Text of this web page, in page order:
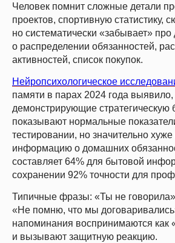
Человек помнит сложные детали
проектов, спортивную статистику,
но систематически «забывает» про
о распределении обязанностей,
активностей, список покупок.
Нейропсихологическое
памяти в парах 2024 года
демонстрирующие стратегическую
показывают нормальные
тестировании, но значительно
информацию о домашних
составляет 64% для бытовой
сохранении 92% точности для
Типичные фразы: «Ты не
«Не помню, что мы
напоминания воспринимаются как
и вызывают защитную реакцию.